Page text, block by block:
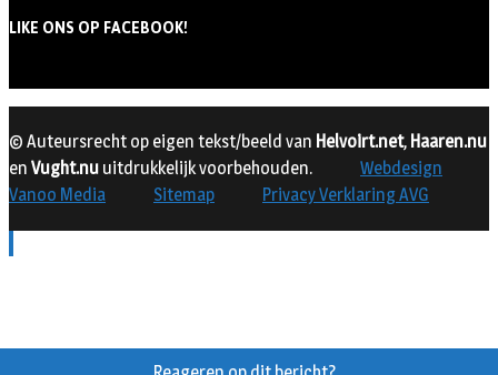
LIKE ONS OP FACEBOOK!
© Auteursrecht op eigen tekst/beeld van Helvoirt.net, Haaren.nu
en Vught.nu uitdrukkelijk voorbehouden.
Webdesign
Vanoo Media
Sitemap Privacy Verklaring AVG